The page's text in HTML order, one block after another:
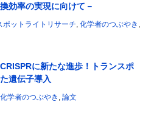
効率の実現に向けて－
ポットライトリサーチ, 化学者のつぶやき ,
に新たな進歩！トランスポ
遺伝子導入
化学者のつぶやき , 論文